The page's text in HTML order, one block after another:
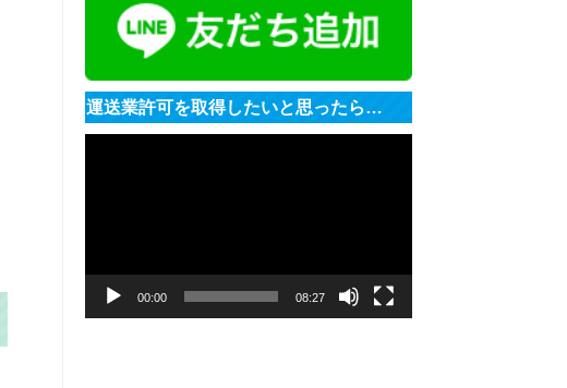
運送業許可を取得したいと思ったら…
00:00 08:27